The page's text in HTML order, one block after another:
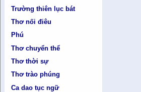
Trường thiên lục bát
Thơ nối điêu
Phú
Thơ chuyển thể
Thơ thời sự
Thơ trào phúng
Ca dao tục ngữ